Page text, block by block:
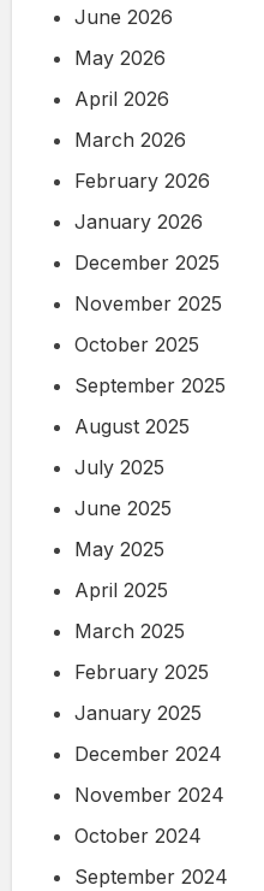
June 2026
May 2026
April 2026
March 2026
February 2026
January 2026
December 2025
November 2025
October 2025
September 2025
August 2025
July 2025
June 2025
May 2025
April 2025
March 2025
February 2025
January 2025
December 2024
November 2024
October 2024
September 2024